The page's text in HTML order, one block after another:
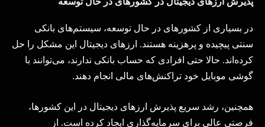
در بسیاری از کشورهای در حال توسعه، سیستم‌های بانکی
سنتی پیچیده و پرهزینه هستند. ارزهای دیجیتال این مشکل را حل
کرده‌اند. حالا حتی افرادی که حساب بانکی ندارند، می‌توانند با
گوشی موبایل خود تراکنش‌های مالی انجام دهند.
همچنین، رشد سریع پذیرش ارزهای دیجیتال در این کشورها،
فرصتی عالی برای سرمایه‌گذاری ایجاد کرده است. از